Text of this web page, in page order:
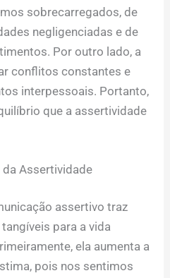
sobrecarregados, de
negligenciadas e de
Por outro lado, a
conflitos constantes e
interpessoais. Portanto,
que a assertividade
Assertividade
assertivo traz
para a vida
ela aumenta a
pois nos sentimos